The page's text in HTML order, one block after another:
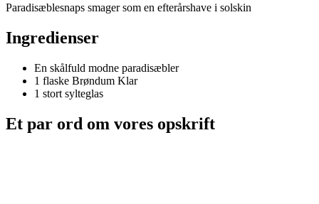
Paradisæblesnaps smager som en efterårshave i solskin
Ingredienser
En skålfuld modne paradisæbler
1 flaske Brøndum Klar
1 stort sylteglas
Et par ord om vores opskrift